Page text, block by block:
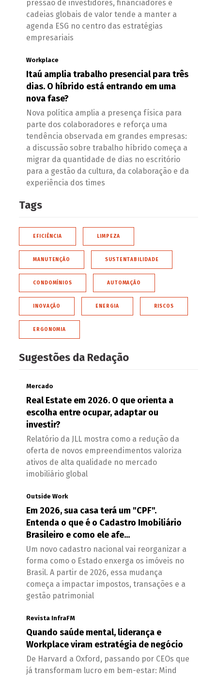
pressão de investidores, financiadores e
cadeias globais de valor tende a manter a
agenda ESG no centro das estratégias
empresariais
Workplace
Itaú amplia trabalho presencial para três
dias. O híbrido está entrando em uma
nova fase?
Nova política amplia a presença física para
parte dos colaboradores e reforça uma
tendência observada em grandes empresas:
a discussão sobre trabalho híbrido começa a
migrar da quantidade de dias no escritório
para a gestão da cultura, da colaboração e da
experiência dos times
Tags
EFICIÊNCIA LIMPEZA
MANUTENÇÃO SUSTENTABILIDADE
CONDOMÍNIOS AUTOMAÇÃO
INOVAÇÃO ENERGIA RISCOS
ERGONOMIA
Sugestões da Redação
Mercado
Real Estate em 2026. O que orienta a
escolha entre ocupar, adaptar ou
investir?
Relatório da JLL mostra como a redução da
oferta de novos empreendimentos valoriza
ativos de alta qualidade no mercado
imobiliário global
Outside Work
Em 2026, sua casa terá um "CPF".
Entenda o que é o Cadastro Imobiliário
Brasileiro e como ele afe...
Um novo cadastro nacional vai reorganizar a
forma como o Estado enxerga os imóveis no
Brasil. A partir de 2026, essa mudança
começa a impactar impostos, transações e a
gestão patrimonial
Revista InfraFM
Quando saúde mental, liderança e
Workplace viram estratégia de negócio
De Harvard a Oxford, passando por CEOs que
já transformam lucro em bem-estar: Mind